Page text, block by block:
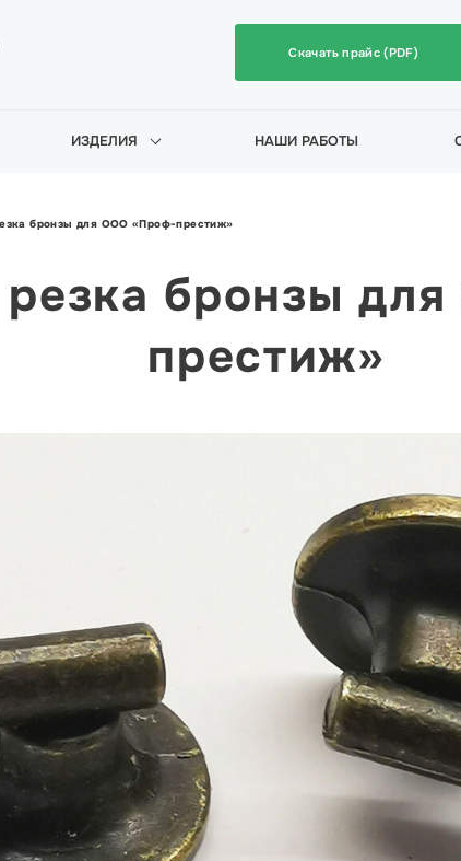
Скачать прайс (PDF)
ИЗДЕЛИЯ НАШИ РАБОТЫ
бронзы для ООО «Проф-престиж»
резка бронзы
престиж»